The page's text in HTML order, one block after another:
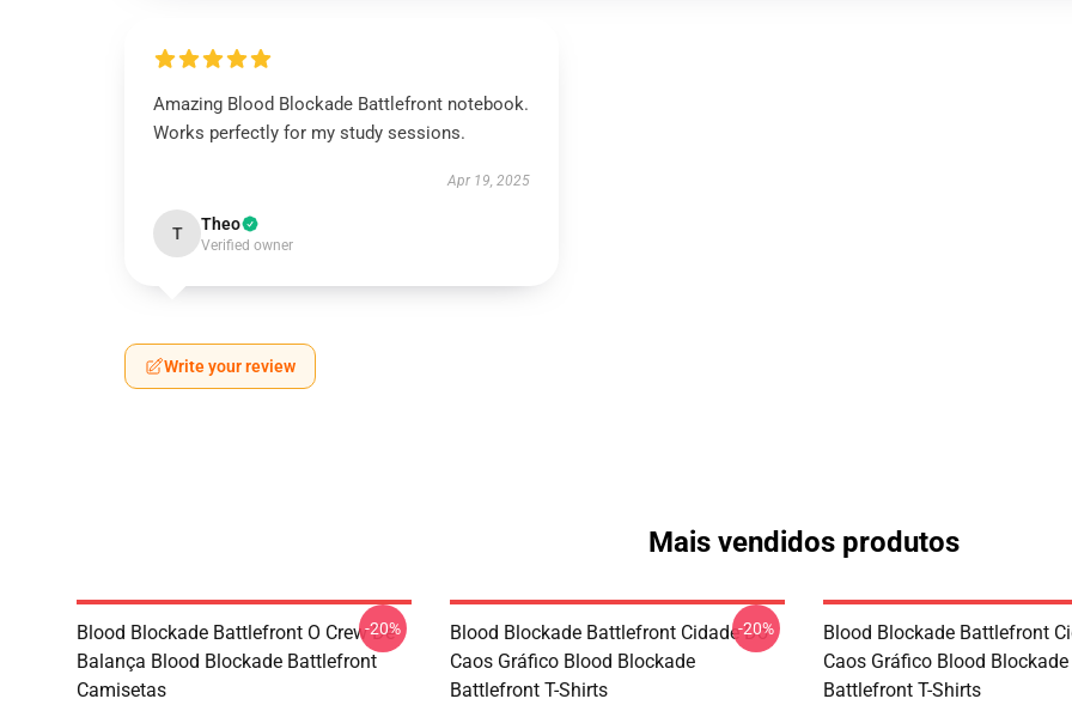
Amazing Blood Blockade Battlefront notebook.
Works perfectly for my study sessions.
Apr 19, 2025
T Theo
Verified owner
Write your review
Mais vendidos produtos
Blood Blockade Battlefront O Crew De
Balança Blood Blockade Battlefront
Camisetas
-20%
Blood Blockade Battlefront Cidade Do
Caos Gráfico Blood Blockade
Battlefront T-Shirts
-20%
Blood Blockade Battlefront
Caos Gráfico Blood Blockade
Battlefront T-Shirts